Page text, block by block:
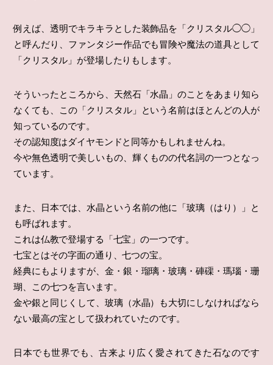
例えば、透明でキラキラとした装飾品を「クリスタル◯◯」
と呼んだり、ファンタジー作品でも冒険や魔法の道具として
「クリスタル」が登場したりもします。
そういったところから、天然石「水晶」のことをあまり知ら
なくても、この「クリスタル」という名前はほとんどの人が
知っているのです。
その認知度はダイヤモンドと同等かもしれませんね。
今や無色透明で美しいもの、輝くものの代名詞の一つとなっ
ています。
また、日本では、水晶という名前の他に「玻璃（はり）」と
も呼ばれます。
これは仏教で登場する「七宝」の一つです。
七宝とはその字面の通り、七つの宝。
経典にもよりますが、金・銀・瑠璃・玻璃・硨磲・瑪瑙・珊
瑚、この七つを言います。
金や銀と同じくして、玻璃（水晶）も大切にしなければなら
ない最高の宝として扱われていたのです。
日本でも世界でも、古来より広く愛されてきた石なのです